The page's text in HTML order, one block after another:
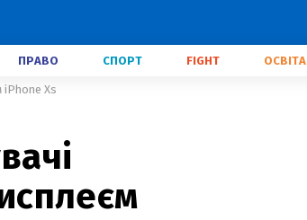
ПРАВО СПОРТ FIGHT ОСВІТА
iPhone Xs